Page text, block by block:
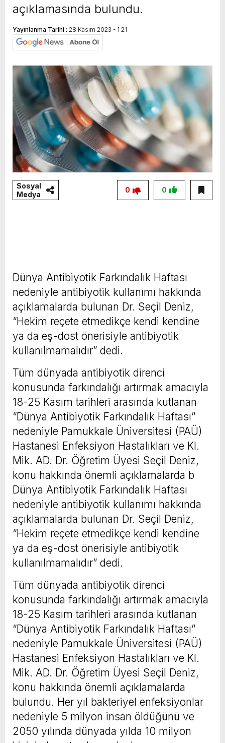
açıklamasında bulundu.
Yayınlanma Tarihi : 28 Kasım 2023 - 1:21
Sosyal
Medya
0
0
Dünya Antibiyotik Farkındalık Haftası
nedeniyle antibiyotik kullanımı hakkında
açıklamalarda bulunan Dr. Seçil Deniz,
“Hekim reçete etmedikçe kendi kendine
ya da eş-dost önerisiyle antibiyotik
kullanılmamalıdır” dedi.
Tüm dünyada antibiyotik direnci
konusunda farkındalığı artırmak amacıyla
18-25 Kasım tarihleri arasında kutlanan
“Dünya Antibiyotik Farkındalık Haftası”
nedeniyle Pamukkale Üniversitesi (PAÜ)
Hastanesi Enfeksiyon Hastalıkları ve Kl.
Mik. AD. Dr. Öğretim Üyesi Seçil Deniz,
konu hakkında önemli açıklamalarda b
Dünya Antibiyotik Farkındalık Haftası
nedeniyle antibiyotik kullanımı hakkında
açıklamalarda bulunan Dr. Seçil Deniz,
“Hekim reçete etmedikçe kendi kendine
ya da eş-dost önerisiyle antibiyotik
kullanılmamalıdır” dedi.
Tüm dünyada antibiyotik direnci
konusunda farkındalığı artırmak amacıyla
18-25 Kasım tarihleri arasında kutlanan
“Dünya Antibiyotik Farkındalık Haftası”
nedeniyle Pamukkale Üniversitesi (PAÜ)
Hastanesi Enfeksiyon Hastalıkları ve Kl.
Mik. AD. Dr. Öğretim Üyesi Seçil Deniz,
konu hakkında önemli açıklamalarda
bulundu. Her yıl bakteriyel enfeksiyonlar
nedeniyle 5 milyon insan öldüğünü ve
2050 yılında dünyada yılda 10 milyon